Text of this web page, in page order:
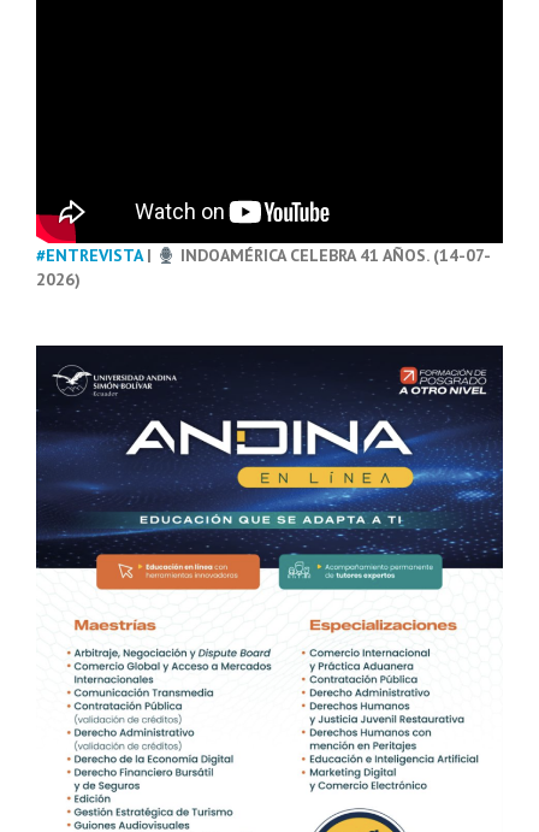
#ENTREVISTA|
INDOAMÉRICA CELEBRA 41 AÑOS. (14-07-
2026)